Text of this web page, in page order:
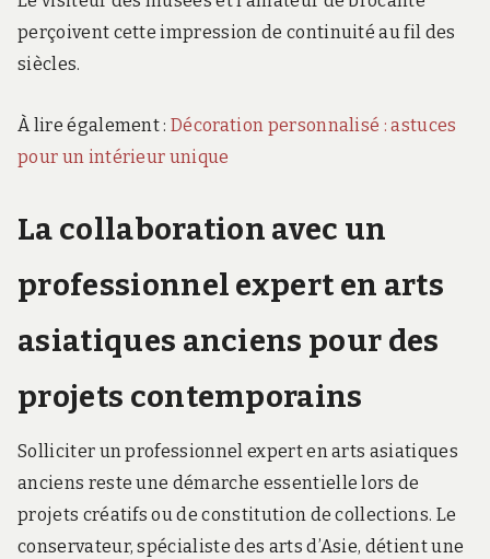
perçoivent cette impression de continuité au fil des
siècles.
À lire également :Décoration personnalisé : astuces
pour un intérieur unique
La collaboration avec un
professionnel expert en arts
asiatiques anciens pour des
projets contemporains
Solliciter un professionnel expert en arts asiatiques
anciens reste une démarche essentielle lors de
projets créatifs ou de constitution de collections. Le
conservateur, spécialiste des arts d’Asie, détient une